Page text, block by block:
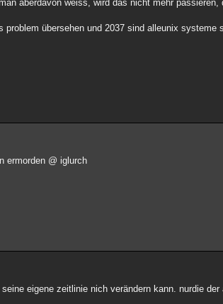
aberdavon weiss, wird das nicht mehr
problem übersehen und 2037 sind alleunix
ermorden @ iglurch
eigene zeitlinie nich verändern kann. nurdie